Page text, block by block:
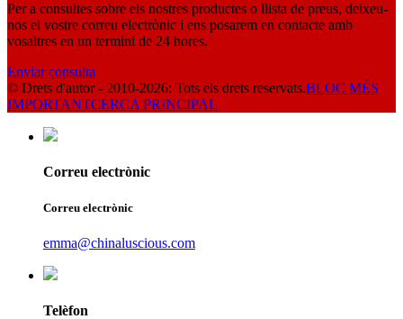
Per a consultes sobre els nostres productes o llista de preus, deixeu-
nos el vostre correu electrònic i ens posarem en contacte amb
vosaltres en un termini de 24 hores.
Enviar consulta
© Drets d'autor - 2010-2026: Tots els drets reservats.BLOC MÉS
IMPORTANTCERCA PRINCIPAL
Correu electrònic
Correu electrònic
emma@chinaluscious.com
Telèfon